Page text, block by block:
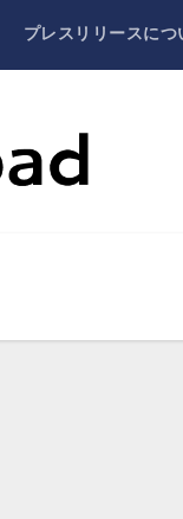
プレスリリースにつ